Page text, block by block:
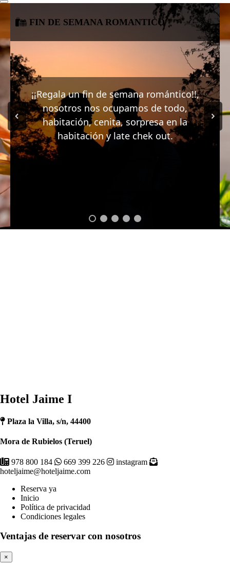
FIN DE SEMANA ROMANTICO
¡¡Regala un fin de semana romántico!!,
nosotros nos ocupamos de todo,
habitación, cenita, sorpresa en la
habitación y late chek out.
2 noches en alojamiento y desayuno.
También podemos gestionar tu reserva.
Hotel Jaime I
Plaza la Villa, s/n, 44400
Mora de Rubielos (Teruel)
978 800 184 669 399 226
instagram
hoteljaime@hoteljaime.com
Reserva ya
Inicio
Política de privacidad
Condiciones legales
Ventajas de reservar con nosotros
×